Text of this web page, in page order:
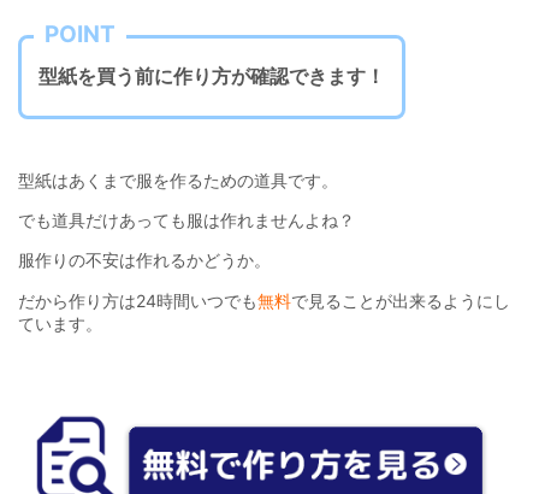
POINT
型紙を買う前に作り方が確認できます！
型紙はあくまで服を作るための道具です。
でも道具だけあっても服は作れませんよね？
服作りの不安は作れるかどうか。
だから作り方は24時間いつでも無料で見ることが出来るようにし
ています。